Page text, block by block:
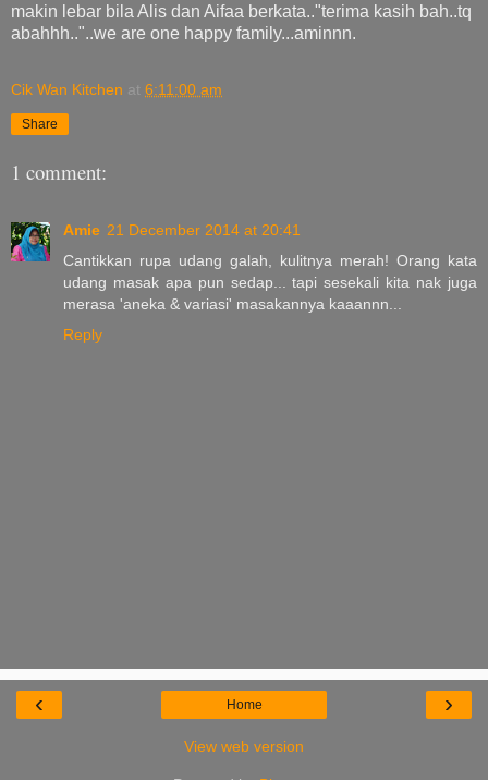
makin lebar bila Alis dan Aifaa berkata.."terima kasih bah..tq
abahhh.."..we are one happy family...aminnn.
Cik Wan Kitchen at 6:11:00 am
Share
1 comment:
Amie 21 December 2014 at 20:41
Cantikkan rupa udang galah, kulitnya merah! Orang kata
udang masak apa pun sedap... tapi sesekali kita nak juga
merasa 'aneka & variasi' masakannya kaaannn...
Reply
‹ ›
Home
View web version